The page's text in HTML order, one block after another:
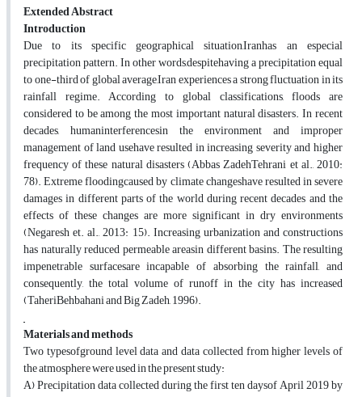
Extended Abstract
Introduction
Due to its specific geographical situation,Iranhas an especial
precipitation pattern. In other words,despitehaving a precipitation equal
to one-third of global average,Iran experiences a strong fluctuation in its
rainfall regime. According to global classifications, floods are
considered to be among the most important natural disasters. In recent
decades, humaninterferencesin the environment and improper
management of land usehave resulted in increasing severity and higher
frequency of these natural disasters (Abbas ZadehTehrani et al., 2010:
78). Extreme floodingcaused by climate changeshave resulted in severe
damages in different parts of the world during recent decades and the
effects of these changes are more significant in dry environments
(Negaresh et. al., 2013: 15). Increasing urbanization and constructions
has naturally reduced permeable areasin different basins. The resulting
impenetrable surfacesare incapable of absorbing the rainfall, and
consequently, the total volume of runoff in the city has increased
(TaheriBehbahani and Big Zadeh, 1996).
Materials and methods
Two typesofground level data and data collected from higher levels of
the atmosphere were used in the present study:
A) Precipitation data collected during the first ten daysof April 2019 by